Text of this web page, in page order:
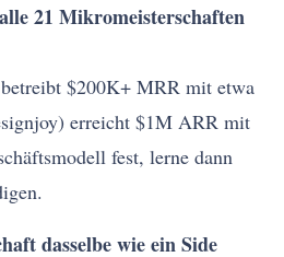
21 Mikromeisterschaften
$200K+ MRR mit etwa
erreicht $1M ARR mit
fest, lerne dann
dasselbe wie ein Side